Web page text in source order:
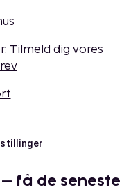
Tilmeld dig vores
få de seneste